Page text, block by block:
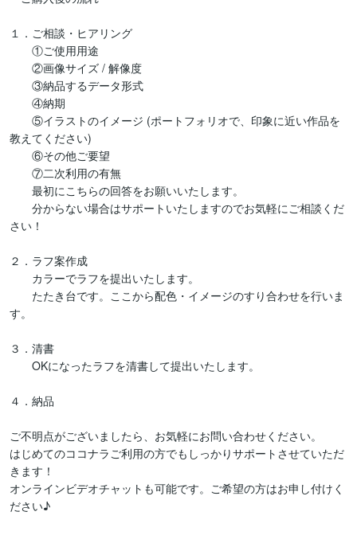
１．ご相談・ヒアリング
①ご使用用途
②画像サイズ / 解像度
③納品するデータ形式
④納期
⑤イラストのイメージ (ポートフォリオで、印象に近い作品を
教えてください)
⑥その他ご要望
⑦二次利用の有無
最初にこちらの回答をお願いいたします。
分からない場合はサポートいたしますのでお気軽にご相談くだ
さい！
２．ラフ案作成
カラーでラフを提出いたします。
たたき台です。ここから配色・イメージのすり合わせを行いま
す。
３．清書
OKになったラフを清書して提出いたします。
４．納品
ご不明点がございましたら、お気軽にお問い合わせください。
はじめてのココナラご利用の方でもしっかりサポートさせていただ
きます！
オンラインビデオチャットも可能です。ご希望の方はお申し付けく
ださい♪